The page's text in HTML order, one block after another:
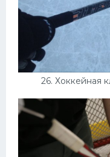
26. Хоккейная